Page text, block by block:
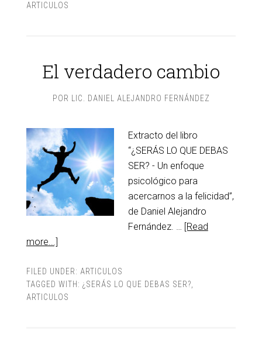
ARTICULOS
El verdadero cambio
POR LIC. DANIEL ALEJANDRO FERNÁNDEZ
Extracto del libro
“¿SERÁS LO QUE DEBAS
SER? - Un enfoque
psicológico para
acercarnos a la felicidad”,
de Daniel Alejandro
Fernández. … [Read
more...]
FILED UNDER: ARTICULOS
TAGGED WITH: ¿SERÁS LO QUE DEBAS SER?
ARTICULOS